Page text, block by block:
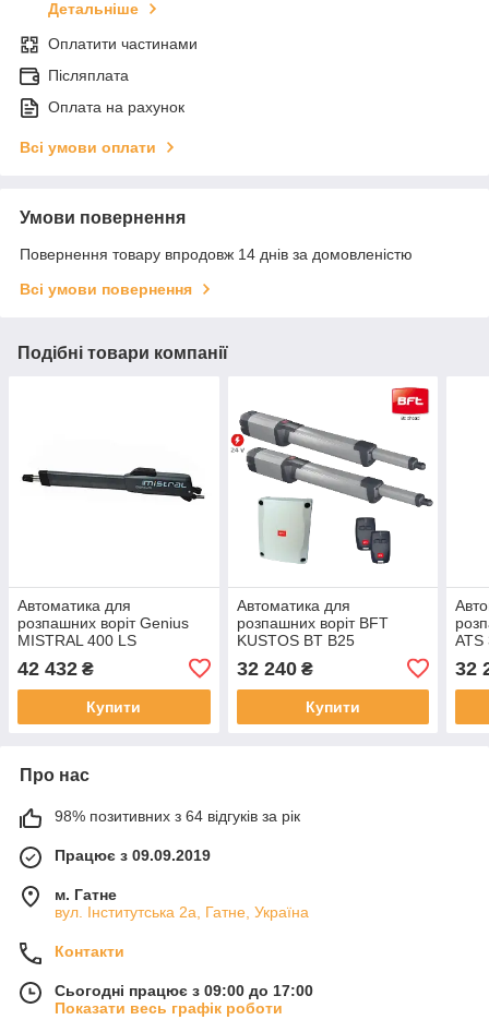
Детальніше
Оплатити частинами
Післяплата
Оплата на рахунок
Всі умови оплати
Умови повернення
Повернення товару впродовж 14 днів за домовленістю
Всі умови повернення
Подібні товари компанії
Автоматика для
розпашних воріт Genius
MISTRAL 400 LS
42 432 ₴
Купити
Автоматика для
розпашних воріт BFT
KUSTOS BT В25
32 240₴
Купити
ATS
32
Про нас
98% позитивних з 64 відгуків за рік
Працює з 09.09.2019
м. Гатне
вул. Інститутська 2а, Гатне, Україна
Контакти
Сьогодні працює з 09:00 до 17:00
Показати весь графік роботи